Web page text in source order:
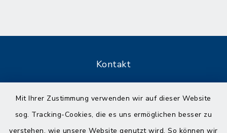
Mit Ihrer Zustimmung verwenden wir auf dieser Website
sog. Tracking-Cookies, die es uns ermöglichen besser zu
verstehen, wie unsere Website genutzt wird. So können wir
Kontakt
Datenschutz